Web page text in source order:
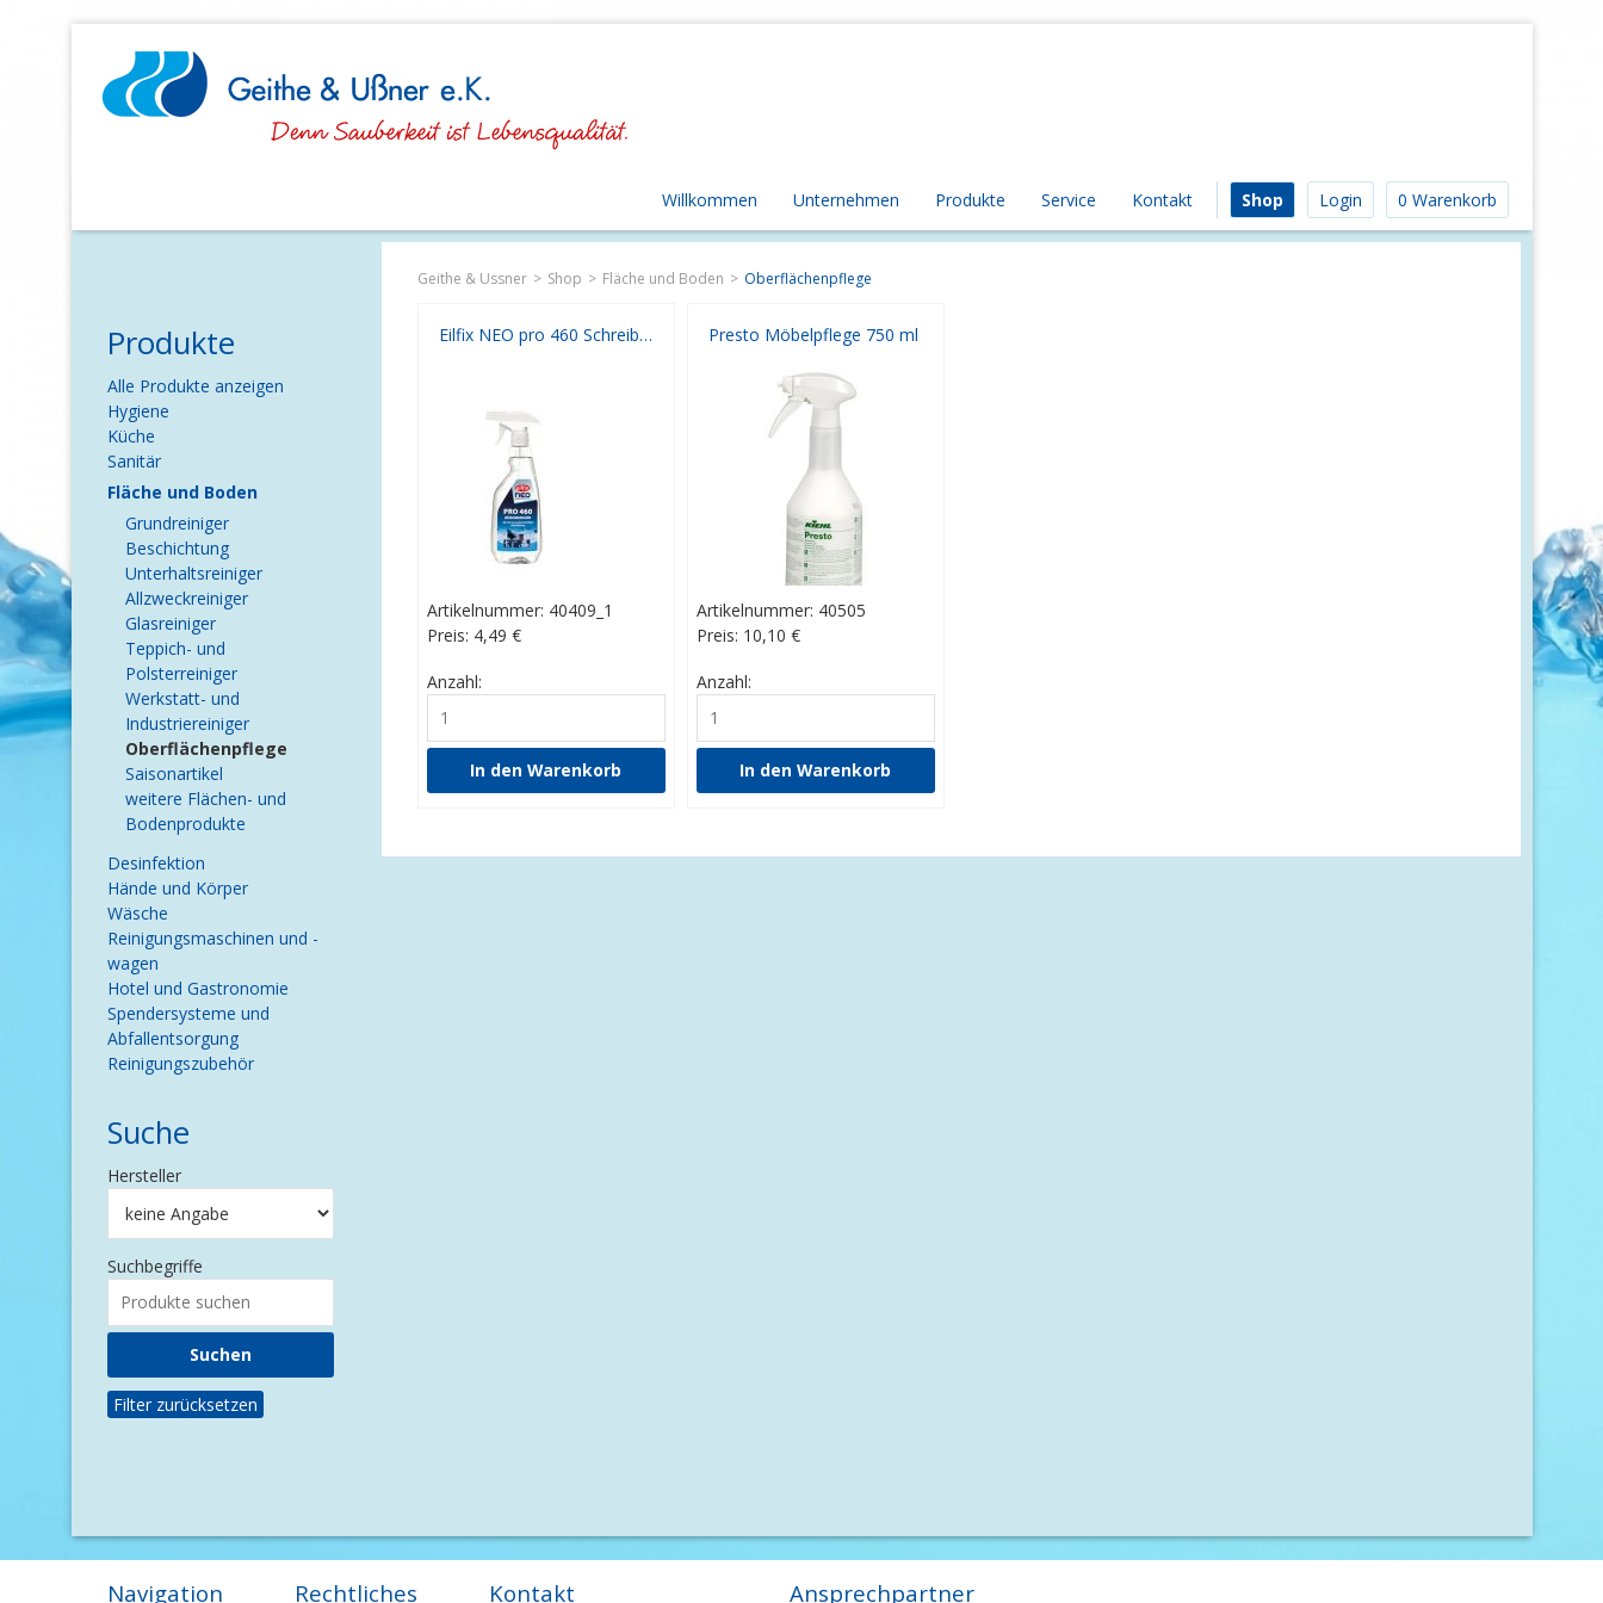
Willkommen Unternehmen Produkte Service Kontakt Shop Login 0 Warenkorb
Geithe & Ussner Shop Fläche und Boden Oberflächenpflege
Eilfix NEO pro 460 Schreibtischreiniger
Artikelnummer: 40409_1
Preis: 4,49 €
Anzahl:
Presto Möbelpflege 750 ml
Artikelnummer: 40505
Preis: 10,10 €
Anzahl:
Produkte
Navigation
überspringen
Alle Produkte anzeigen
Hygiene
Küche
Sanitär
Fläche und Boden
Grundreiniger
Beschichtung
Unterhaltsreiniger
Allzweckreiniger
Glasreiniger
Teppich- und
Polsterreiniger
Werkstatt- und
Industriereiniger
Oberflächenpflege
Saisonartikel
weitere Flächen- und
Bodenprodukte
Desinfektion
Hände und Körper
Wäsche
Reinigungsmaschinen und -
wagen
Hotel und Gastronomie
Spendersysteme und
Abfallentsorgung
Reinigungszubehör
Suche
Hersteller
Suchbegriffe
Filter zurücksetzen
Navigation Rechtliches Kontakt Ansprechpartner